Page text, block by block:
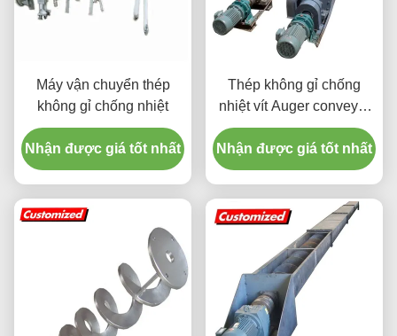
Máy vận chuyển thép
không gỉ chống nhiệt
Nhận được giá tốt nhất
Thép không gỉ chống
nhiệt vít Auger conveyor
giun thang máy với kích
thước tùy chỉnh
Nhận được giá tốt nhất